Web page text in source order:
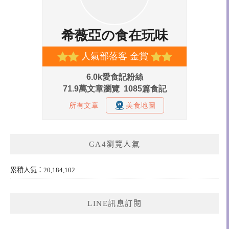
GA4瀏覽人氣
累積人氣：20,184,102
LINE訊息訂閱